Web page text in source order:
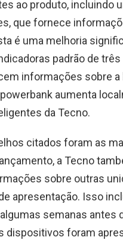
ao produto, incluindo
que fornece
é uma melhoria
padrão de
informações sobre a
aumenta
da Tecno.
citados foram as
a Tecno
sobre outras
apresentação. Isso
semanas antes
dispositivos foram